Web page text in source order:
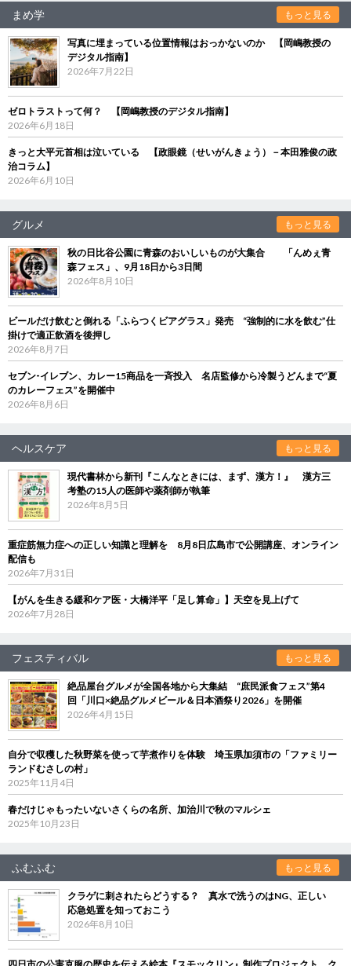
まめ学 もっと見る
写真に埋まっている位置情報はおっかないのか 【岡嶋教授の
デジタル指南】
2026年7月22日
ゼロトラストって何？ 【岡嶋教授のデジタル指南】
2026年6月18日
きっと大平元首相は泣いている 【政眼鏡（せいがんきょう）－本田雅俊の政
治コラム】
2026年6月10日
グルメ もっと見る
秋の日比谷公園に青森のおいしいものが大集合 「んめぇ青
森フェス」、9月18日から3日間
2026年8月10日
ビールだけ飲むと倒れる「ふらつくビアグラス」発売 “強制的に水を飲む”仕
掛けで適正飲酒を後押し
2026年8月7日
セブン‐イレブン、カレー15商品を一斉投入 名店監修から冷製うどんまで“夏
のカレーフェス”を開催中
2026年8月6日
ヘルスケア もっと見る
現代書林から新刊『こんなときには、まず、漢方！』 漢方三
考塾の15人の医師や薬剤師が執筆
2026年8月5日
重症筋無力症への正しい知識と理解を 8月8日広島市で公開講座、オンライン
配信も
2026年7月31日
【がんを生きる緩和ケア医・大橋洋平「足し算命」】天空を見上げて
2026年7月28日
フェスティバル もっと見る
絶品屋台グルメが全国各地から大集結 “庶民派食フェス”第4
回「川口×絶品グルメビール＆日本酒祭り2026」を開催
2026年4月15日
自分で収穫した秋野菜を使って芋煮作りを体験 埼玉県加須市の「ファミリー
ランドむさしの村」
2025年11月4日
春だけじゃもったいないさくらの名所、加治川で秋のマルシェ
2025年10月23日
ふむふむ もっと見る
クラゲに刺されたらどうする？ 真水で洗うのはNG、正しい
応急処置を知っておこう
2026年8月10日